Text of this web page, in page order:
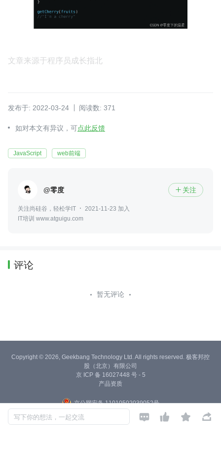
文章来源于程序员成长指北
发布于: 2022-03-24 阅读数: 371
如对本文有异议，可点此反馈
JavaScript web前端
@零度  关注
关注尚硅谷，轻松学IT
2021-11-23 加入
IT培训 www.atguigu.com
评论
暂无评论
写下你的想法，一起交流    
Copyright © 2026, Geekbang Technology Ltd. All rights reserved. 极客邦控
股（北京）有限公司
京 ICP 备 16027448 号 - 5
产品资质
京公网安备 11010502039052号